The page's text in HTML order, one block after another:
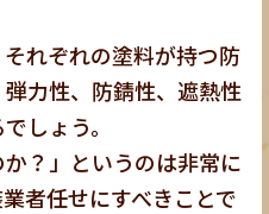
れぞれの塗料が持つ防
力性、防錆性、遮熱性
しょう。
か？」というのは非常に
者任せにすべきことで